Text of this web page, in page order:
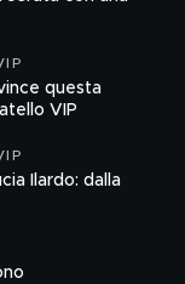
questa
VIP
Ilardo: dalla